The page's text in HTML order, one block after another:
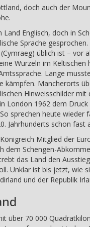
doch auch der
Land Englisch, doch in
Sprache
üblich ist – vor
Wurzeln im Keltischen
Lange
kämpfen. Mancherorts
Hinweisschilder mit
London 1962 dem
sprechen heute wieder
Jahrhunderts schon fast
Mitglied der
dem Schengen-
das Land den
Unklar ist bis jetzt, wie
und der Republik
über 70 000